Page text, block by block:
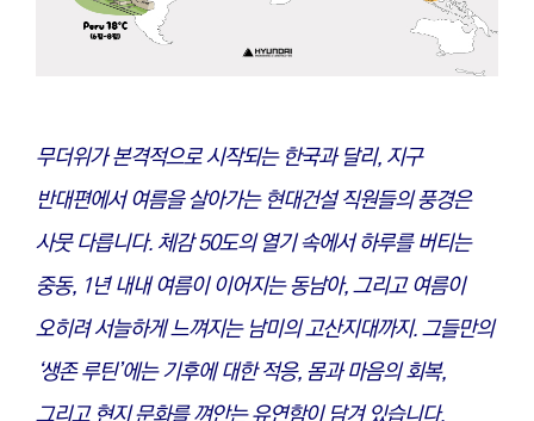
무더위가 본격적으로 시작되는 한국과 달리, 지구
반대편에서 여름을 살아가는 현대건설 직원들의 풍경은
사뭇 다릅니다. 체감 50도의 열기 속에서 하루를 버티는
중동, 1년 내내 여름이 이어지는 동남아, 그리고 여름이
오히려 서늘하게 느껴지는 남미의 고산지대까지. 그들만의
‘생존 루틴’에는 기후에 대한 적응, 몸과 마음의 회복,